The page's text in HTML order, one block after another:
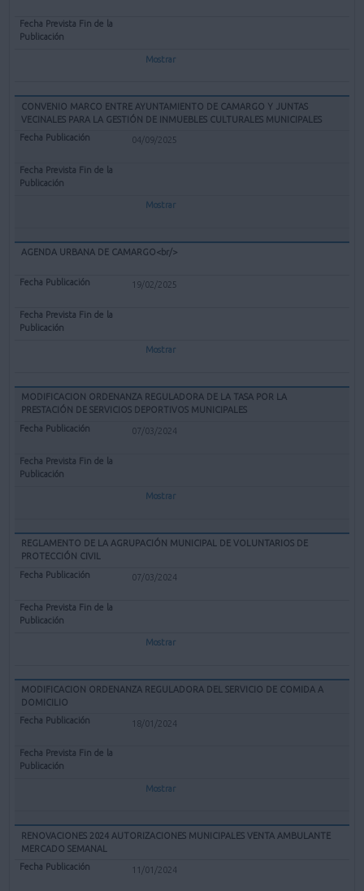
Mostrar
CONVENIO MARCO ENTRE AYUNTAMIENTO DE CAMARGO Y JUNTAS
VECINALES PARA LA GESTIÓN DE INMUEBLES CULTURALES MUNICIPALES
04/09/2025
Mostrar
AGENDA URBANA DE CAMARGO<br/>
19/02/2025
Mostrar
MODIFICACION ORDENANZA REGULADORA DE LA TASA POR LA
PRESTACIÓN DE SERVICIOS DEPORTIVOS MUNICIPALES
07/03/2024
Mostrar
REGLAMENTO DE LA AGRUPACIÓN MUNICIPAL DE VOLUNTARIOS DE
PROTECCIÓN CIVIL
07/03/2024
Mostrar
MODIFICACION ORDENANZA REGULADORA DEL SERVICIO DE COMIDA A
DOMICILIO
18/01/2024
Mostrar
RENOVACIONES 2024 AUTORIZACIONES MUNICIPALES VENTA AMBULANTE
MERCADO SEMANAL
11/01/2024